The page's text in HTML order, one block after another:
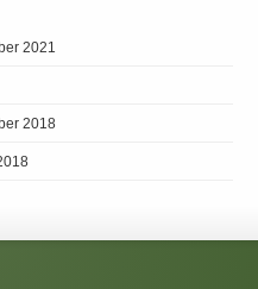
2021
2018